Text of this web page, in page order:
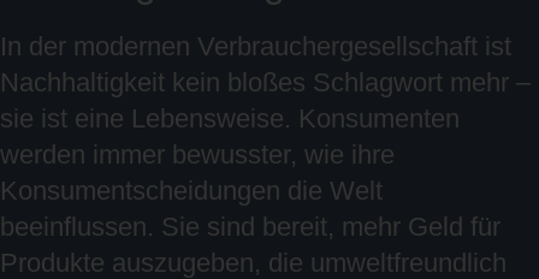
In der modernen Verbrauchergesellschaft ist
Nachhaltigkeit kein bloßes Schlagwort mehr –
sie ist eine Lebensweise. Konsumenten
werden immer bewusster, wie ihre
Konsumentscheidungen die Welt
beeinflussen. Sie sind bereit, mehr Geld für
Produkte auszugeben, die umweltfreundlich